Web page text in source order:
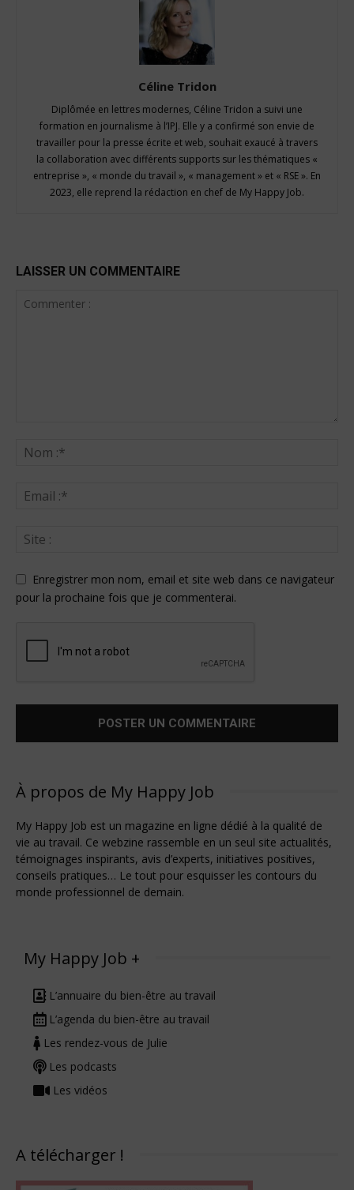
Céline Tridon
Diplômée en lettres modernes, Céline Tridon a suivi une
formation en journalisme à l’IPJ. Elle y a confirmé son envie de
travailler pour la presse écrite et web, souhait exaucé à travers
la collaboration avec différents supports sur les thématiques «
entreprise », « monde du travail », « management » et « RSE ». En
2023, elle reprend la rédaction en chef de My Happy Job.
LAISSER UN COMMENTAIRE
Enregistrer mon nom, email et site web dans ce navigateur
pour la prochaine fois que je commenterai.
À propos de My Happy Job
My Happy Job est un magazine en ligne dédié à la qualité de
vie au travail. Ce webzine rassemble en un seul site actualités,
témoignages inspirants, avis d’experts, initiatives positives,
conseils pratiques… Le tout pour esquisser les contours du
monde professionnel de demain.
My Happy Job +
L’annuaire du bien-être au travail
L’agenda du bien-être au travail
Les rendez-vous de Julie
Les podcasts
Les vidéos
A télécharger !